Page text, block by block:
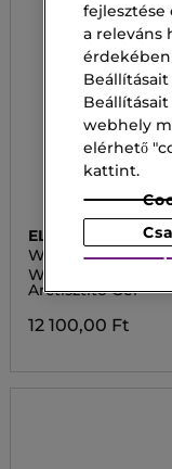
ELIZABETH
WHITE TEA
White Tea Skin
Arctisztító Gél
12 100,00 Ft
fejlesztése
a releváns
érdekében
webhely
elérhető
kattint.